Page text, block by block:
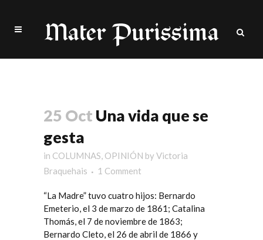
25 Oct Una vida que se
gesta
in COLUMNAS, OPINIÓN by Victoria
Braquehais
1 Comment
“La Madre” tuvo cuatro hijos: Bernardo
Emeterio, el 3 de marzo de 1861; Catalina
Thomás, el 7 de noviembre de 1863;
Bernardo Cleto, el 26 de abril de 1866 y